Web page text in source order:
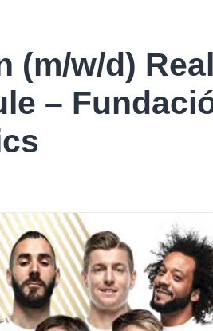
(m/w/d)
–